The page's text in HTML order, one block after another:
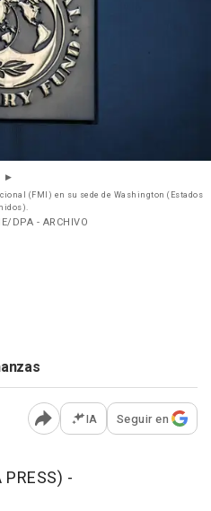
(FMI) en su sede de Washington (Estados
DPA - ARCHIVO
Abrir opciones para
IA Seguir en
PRESS) -